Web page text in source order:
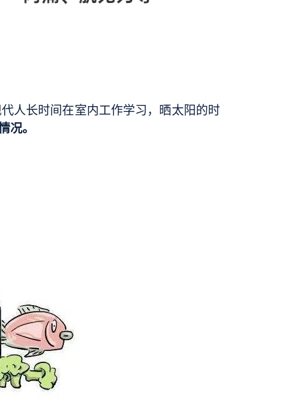
人长时间在室内工作学习，晒太阳的时
。